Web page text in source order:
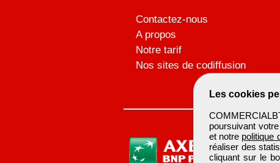
Les cookies
poursuivant
et notre politique
réaliser des
cliquant sur le
Contactez-nous
A propos
Notre tarif
Nos sites de codiffusion